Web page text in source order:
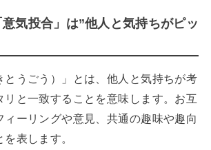
気投合」は”他人と気持ちがピッ
とうごう）」とは、他人と気持ちが考
リと一致することを意味します。お互
ィーリングや意見、共通の趣味や趣向
表します。